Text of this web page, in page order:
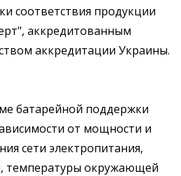
соответствия продукции
аккредитованным
аккредитации Украины.
батарейной поддержки
от мощности и
сети электропитания,
температуры окружающей